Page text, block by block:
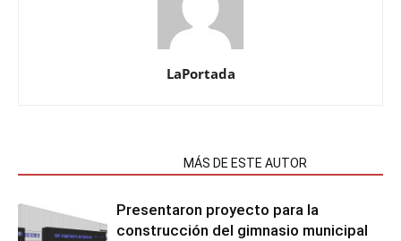
LaPortada
MÁS DE ESTE AUTOR
Presentaron proyecto para la
construcción del gimnasio municipal